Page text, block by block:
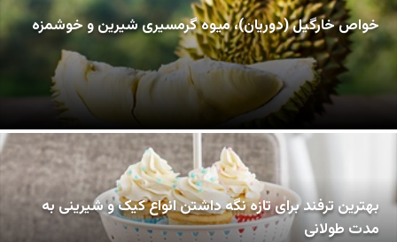
خواص خارگیل (دوریان)، میوه گرمسیری شیرین و خوشمزه
بهترین ترفند برای تازه نگه داشتن انواع کیک و شیرینی به
مدت طولانی